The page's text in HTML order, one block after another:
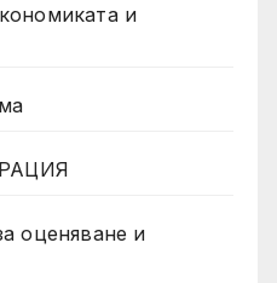
и
оценяване и